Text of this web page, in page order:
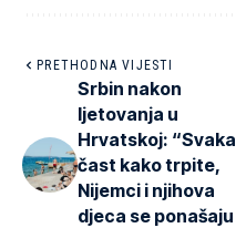
PRETHODNA VIJESTI
Srbin nakon
ljetovanja u
Hrvatskoj: “Svaka
čast kako trpite,
Nijemci i njihova
djeca se ponašaju